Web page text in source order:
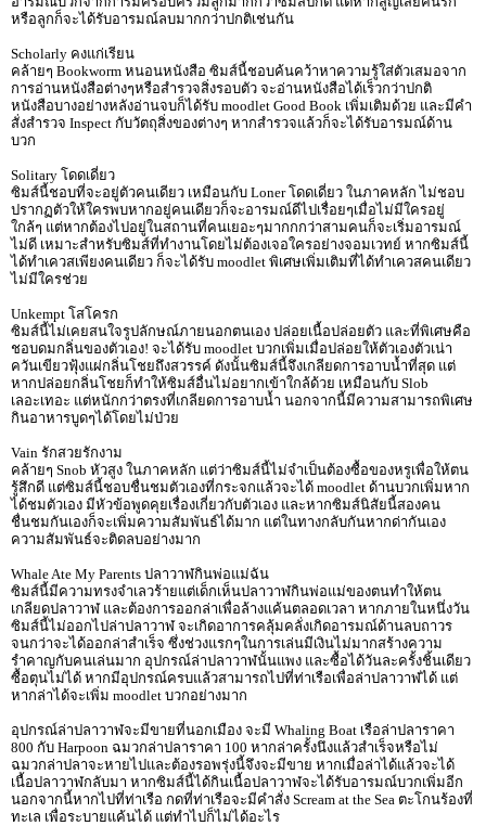
หรือลูกก็จะได้รับอารมณ์ลบมากกว่าปกติเช่นกัน
Scholarly คงแก่เรียน
คล้ายๆ Bookworm หนอนหนังสือ ซิมส์นี้ชอบค้นคว้าหาความรู้ใส่ตัวเสมอจาก
การอ่านหนังสือต่างๆหรือสำรวจสิ่งรอบตัว จะอ่านหนังสือได้เร็วกว่าปกติ
หนังสือบางอย่างหลังอ่านจบก็ได้รับ moodlet Good Book เพิ่มเติมด้วย และมีคำ
สั่งสำรวจ Inspect กับวัตถุสิ่งของต่างๆ หากสำรวจแล้วก็จะได้รับอารมณ์ด้าน
บวก
Solitary โดดเดี่ยว
ซิมส์นี้ชอบที่จะอยู่ตัวคนเดียว เหมือนกับ Loner โดดเดี่ยว ในภาคหลัก ไม่ชอบ
ปรากฏตัวให้ใครพบหากอยู่คนเดียวก็จะอารมณ์ดีไปเรื่อยๆเมื่อไม่มีใครอยู่
ใกล้ๆ แต่หากต้องไปอยู่ในสถานที่คนเยอะๆมากกกว่าสามคนก็จะเริ่มอารมณ์
ไม่ดี เหมาะสำหรับซิมส์ที่ทำงานโดยไม่ต้องเจอใครอย่างจอมเวทย์ หากซิมส์นี้
ได้ทำเควสเพียงคนเดียว ก็จะได้รับ moodlet พิเศษเพิ่มเติมที่ได้ทำเควสคนเดียว
ไม่มีใครช่วย
Unkempt โสโครก
ซิมส์นี้ไม่เคยสนใจรูปลักษณ์ภายนอกตนเอง ปล่อยเนื้อปล่อยตัว และที่พิเศษคือ
ชอบดมกลิ่นของตัวเอง! จะได้รับ moodlet บวกเพิ่มเมื่อปล่อยให้ตัวเองตัวเน่า
ควันเขียวฟุ้งแผ่กลิ่นโชยถึงสวรรค์ ดังนั้นซิมส์นี้จึงเกลียดการอาบน้ำที่สุด แต่
หากปล่อยกลิ่นโชยก็ทำให้ซิมส์อื่นไม่อยากเข้าใกล้ด้วย เหมือนกับ Slob
เลอะเทอะ แต่หนักกว่าตรงที่เกลียดการอาบน้ำ นอกจากนี้มีความสามารถพิเศษ
กินอาหารบูดๆได้โดยไม่ป่วย
Vain รักสวยรักงาม
คล้ายๆ Snob หัวสูง ในภาคหลัก แต่ว่าซิมส์นี้ไม่จำเป็นต้องซื้อของหรูเพื่อให้ตน
รู้สึกดี แต่ซิมส์นี้ชอบชื่นชมตัวเองที่กระจกแล้วจะได้ moodlet ด้านบวกเพิ่มหาก
ได้ชมตัวเอง มีหัวข้อพูดคุยเรื่องเกี่ยวกับตัวเอง และหากซิมส์นิสัยนี้สองคน
ชื่นชมกันเองก็จะเพิ่มความสัมพันธ์ได้มาก แต่ในทางกลับกันหากด่ากันเอง
ความสัมพันธ์จะติดลบอย่างมาก
Whale Ate My Parents ปลาวาฬกินพ่อแม่ฉัน
ซิมส์นี้มีความทรงจำเลวร้ายแต่เด็กเห็นปลาวาฬกินพ่อแม่ของตนทำให้ตน
เกลียดปลาวาฬ และต้องการออกล่าเพื่อล้างแค้นตลอดเวลา หากภายในหนึ่งวัน
ซิมส์นี้ไม่ออกไปล่าปลาวาฬ จะเกิดอาการคลุ้มคลั่งเกิดอารมณ์ด้านลบถาวร
จนกว่าจะได้ออกล่าสำเร็จ ซึ่งช่วงแรกๆในการเล่นมีเงินไม่มากสร้างความ
รำคาญกับคนเล่นมาก อุปกรณ์ล่าปลาวาฬนั้นแพง และซื้อได้วันละครั้งชิ้นเดียว
ซื้อตุนไม่ได้ หากมีอุปกรณ์ครบแล้วสามารถไปที่ท่าเรือเพื่อล่าปลาวาฬได้ แต่
หากล่าได้จะเพิ่ม moodlet บวกอย่างมาก
อุปกรณ์ล่าปลาวาฬจะมีขายที่นอกเมือง จะมี Whaling Boat เรือล่าปลาราคา
800 กับ Harpoon ฉมวกล่าปลาราคา 100 หากล่าครั้งนึงแล้วสำเร็จหรือไม่
ฉมวกล่าปลาจะหายไปและต้องรอพรุ่งนี้จึงจะมีขาย หากเมื่อล่าได้แล้วจะได้
เนื้อปลาวาฬกลับมา หากซิมส์นี้ได้กินเนื้อปลาวาฬจะได้รับอารมณ์บวกเพิ่มอีก
นอกจากนี้หากไปที่ท่าเรือ กดที่ท่าเรือจะมีคำสั่ง Scream at the Sea ตะโกนร้องที่
ทะเล เพื่อระบายแค้นได้ แต่ทำไปก็ไม่ได้อะไร